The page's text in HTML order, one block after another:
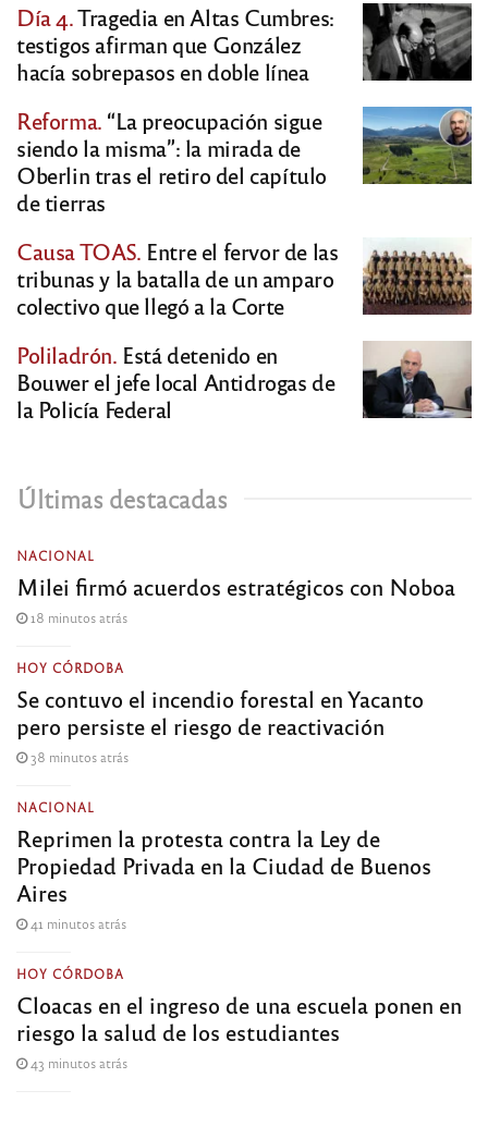
Día 4.Tragedia en Altas Cumbres:
testigos afirman que González
hacía sobrepasos en doble línea
Reforma. “La preocupación sigue
siendo la misma”: la mirada de
Oberlin tras el retiro del capítulo
de tierras
Causa TOAS. Entre el fervor de las
tribunas y la batalla de un amparo
colectivo que llegó a la Corte
Poliladrón. Está detenido en
Bouwer el jefe local Antidrogas de
la Policía Federal
Últimas destacadas
NACIONAL
Milei firmó acuerdos estratégicos con Noboa
18 minutos atrás
HOY CÓRDOBA
Se contuvo el incendio forestal en Yacanto
pero persiste el riesgo de reactivación
38 minutos atrás
NACIONAL
Reprimen la protesta contra la Ley de
Propiedad Privada en la Ciudad de Buenos
Aires
41 minutos atrás
HOY CÓRDOBA
Cloacas en el ingreso de una escuela ponen en
riesgo la salud de los estudiantes
43 minutos atrás